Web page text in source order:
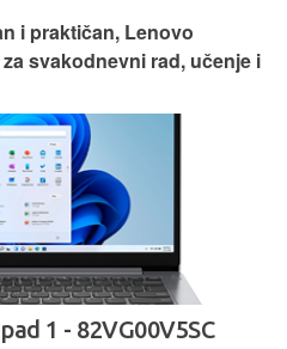
i praktičan, Lenovo
svakodnevni rad, učenje i
1 - 82VG00V5SC